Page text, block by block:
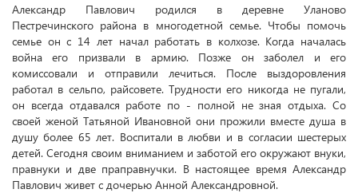
Александр Павлович родился в деревне Уланово
Пестречинского района в многодетной семье. Чтобы помочь
семье он с 14 лет начал работать в колхозе. Когда началась
война его призвали в армию. Позже он заболел и его
комиссовали и отправили лечиться. После выздоровления
работал в сельпо, райсовете. Трудности его никогда не пугали,
он всегда отдавался работе по - полной не зная отдыха. Со
своей женой Татьяной Ивановной они прожили вместе душа в
душу более 65 лет. Воспитали в любви и в согласии шестерых
детей. Сегодня своим вниманием и заботой его окружают внуки,
правнуки и две праправнучки. В настоящее время Александр
Павлович живет с дочерью Анной Александровной.